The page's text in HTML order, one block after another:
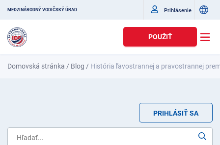
MEDZINÁRODNÝ VODIČSKÝ ÚRAD Prihlásenie
POUŽIŤ
Domovská stránka / Blog / História ľavostrannej a pravostrannej
PRIHLÁSIŤ SA